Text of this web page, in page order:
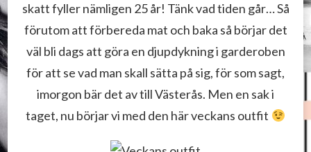
skatt fyller nämligen 25 år! Tänk vad tiden går… Så
förutom att förbereda mat och baka så börjar det
väl bli dags att göra en djupdykning i garderoben
för att se vad man skall sätta på sig, för som sagt,
imorgon bär det av till Västerås. Men en sak i
taget, nu börjar vi med den här veckans outfit